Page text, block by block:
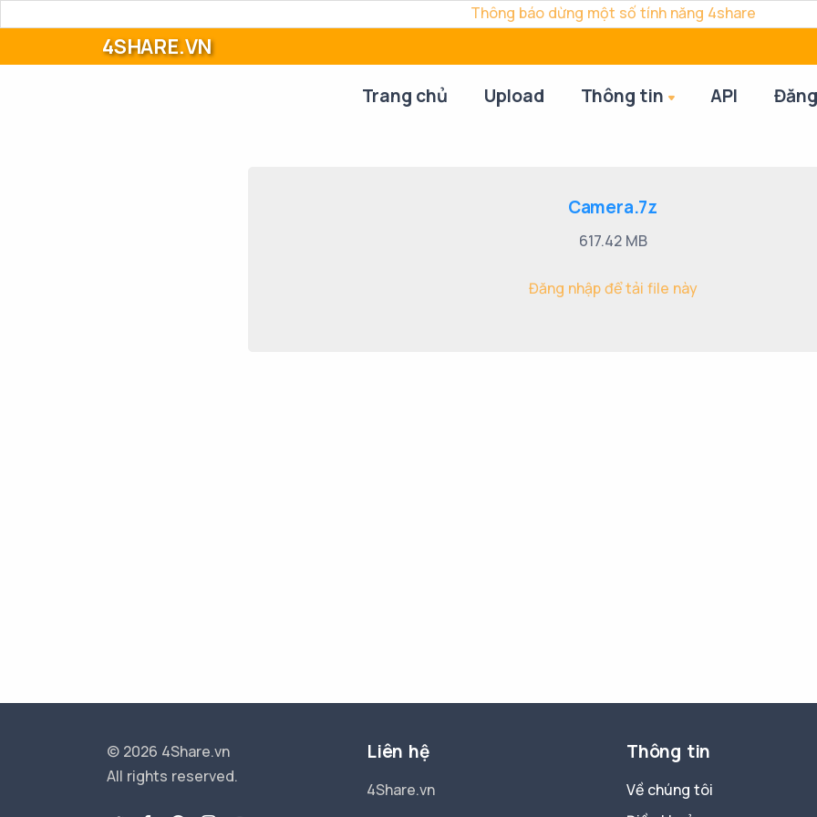
Thông báo dừng một số tính năng 4share
4SHARE.VN
Trang chủ Upload Thông tin API
Camera.7z
617.42 MB
Đăng nhập để tải file này
© 2026 4Share.vn
All rights reserved.
Liên hệ
4Share.vn
Thông tin
Về chúng tôi